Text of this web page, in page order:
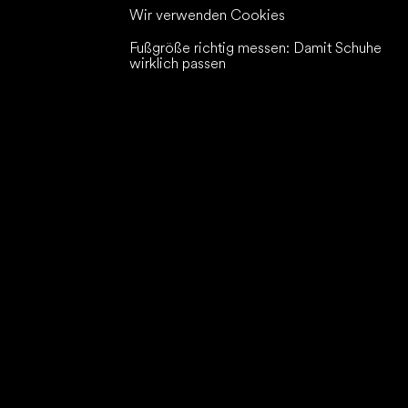
Wir verwenden Cookies
Fußgröße richtig messen: Damit Schuhe
wirklich passen